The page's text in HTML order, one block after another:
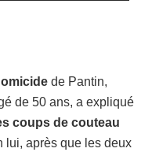
de Pantin,
de 50 ans, a expliqué
coups de couteau
lui, après que les deux